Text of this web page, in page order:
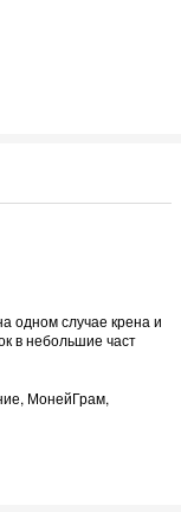
одном случае крена и
в небольшие част
МонейГрам,